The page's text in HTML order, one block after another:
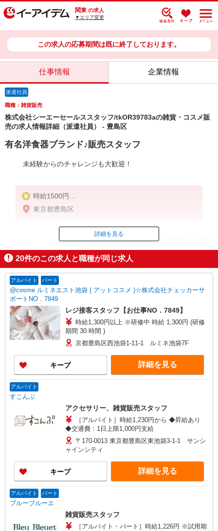
関東 の求人
▼エリア変更
この求人の応募期間は既に終了しております。
仕事情報 企業情報
派遣社員
職種：雑貨販売
株式会社シーエーセールススタッフ/tkOR39783aの雑貨・コスメ販
売の求人情報詳細（派遣社員） - 豊島区
有名洋食器ブランド♪販売スタッフ
未経験からのチャレンジも大歓迎！
時給1500円
【時給】1,500円【月収例】1,500円×7時間30分×22
験、シフト希望により異なります。
東京都豊島区
ID：AE0716154206
掲載期間終了
詳細を見る
20件のこの求人と職種が同じ求人
アルバイト パート
@cosme ルミネエスト池袋 ( アットコスメ )☆株式会社チェッカーサ
ポートNO．7849
レジ接客スタッフ【お仕事NO．7849】
時給1,300円以上 ※研修中 時給 1,300円 (研修
期間 30 時間 )
京都豊島区西池袋1-11-1 ルミネ池袋7F
キープ 詳細を見る
アルバイト
すこんぶ
アクセサリー、雑貨販売スタッフ
［アルバイト］時給1,230円から ◆昇給あり
◆交通費：1日上限1,000円支給
〒170-0013 東京都豊島区東池袋3-1-1 サンシ
ャインシティ
キープ 詳細を見る
アルバイト パート
ブルーブルーエ
雑貨販売スタッフ
［アルバイト・パート］時給1,226円 ※試用期